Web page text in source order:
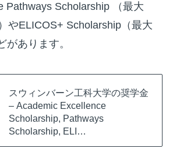
Pathways Scholarship （最大
やELICOS+ Scholarship（最大
があります。
スウィンバーン工科大学の奨学金
– Academic Excellence
Scholarship, Pathways
Scholarship, ELI…